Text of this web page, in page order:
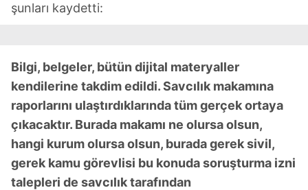
şunları kaydetti:
Bilgi, belgeler, bütün dijital materyaller
kendilerine takdim edildi. Savcılık makamına
raporlarını ulaştırdıklarında tüm gerçek ortaya
çıkacaktır. Burada makamı ne olursa olsun,
hangi kurum olursa olsun, burada gerek sivil,
gerek kamu görevlisi bu konuda soruşturma izni
talepleri de savcılık tarafından